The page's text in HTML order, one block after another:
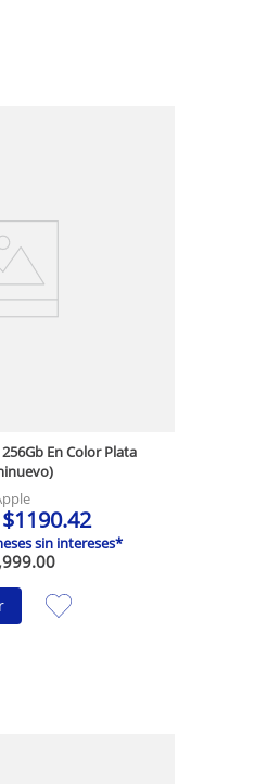
En Color Plata
$1190.42
sin intereses*
,999.00